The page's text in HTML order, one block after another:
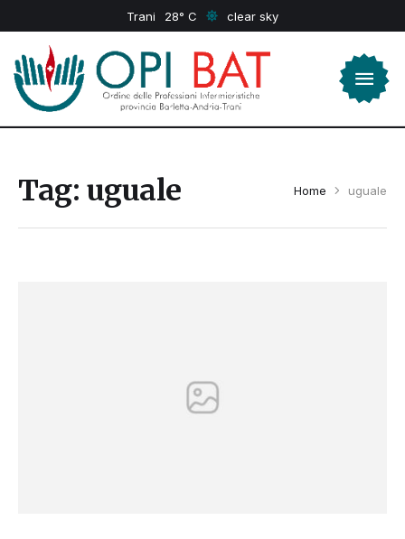
Trani 28 clear sky
Tag: uguale Home uguale